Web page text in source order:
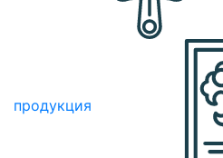
продукция